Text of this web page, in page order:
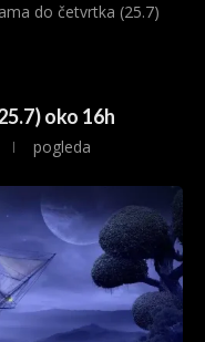
do četvrtka (25.7)
oko 16h
pogleda